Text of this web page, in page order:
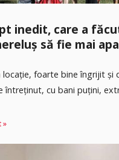
inedit, care a
să fie mai
locație, foarte bine îngrijit și
întreținut, cu bani puțini,
»